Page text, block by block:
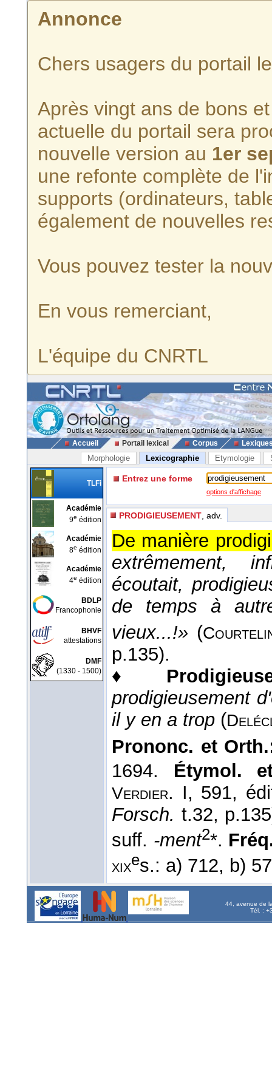
Annonce
Chers usagers du portail
Après vingt ans de bons
actuelle du portail sera
nouvelle version au 1er
une refonte complète de
supports (ordinateurs,
également de nouvelles
Vous pouvez tester la
En vous remerciant,
L'équipe du CNRTL
Accueil Portail lexical Corpus
Morphologie Lexicographie Etymologie
TLFi
Académie
9e édition
Académie
8e édition
Académie
4e édition
BDLP
Francophonie
BHVF
attestations
DMF
(1330 - 1500)
Entrez une forme
options d'affichage
PRODIGIEUSEMENT , adv.
De manière
extrêmement,
écoutait,
de temps à
vieux...!» (
p.135).
♦
prodigieusement
il y en a trop (
Prononc. et
1694. Étymol.
Verdier. I, 591,
Forsch. t.32,
suff. -ment2*.
xixes.: a) 712, b)
44, avenue de
Tél. :